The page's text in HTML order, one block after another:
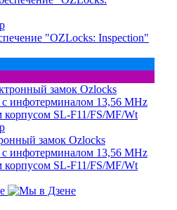
"OZLocks: Inspection"
замок Ozlocks
инфотерминалом 13,56 MHz
корпусом SL-F11/FS/MF/Wt